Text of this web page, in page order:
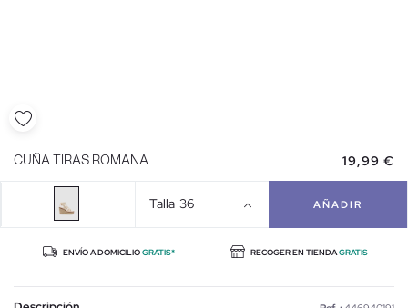
CUÑA TIRAS ROMANA 19,99 €
Talla 36 AÑADIR
ENVÍO A DOMICILIOGRATIS* RECOGER EN TIENDAGRATIS